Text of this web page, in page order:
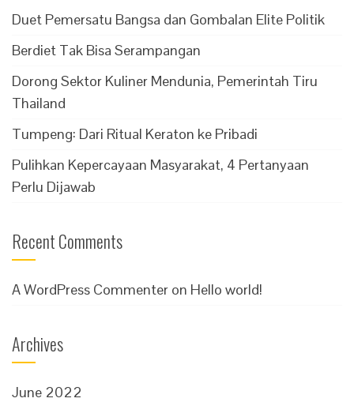
Duet Pemersatu Bangsa dan Gombalan Elite Politik
Berdiet Tak Bisa Serampangan
Dorong Sektor Kuliner Mendunia, Pemerintah Tiru
Thailand
Tumpeng: Dari Ritual Keraton ke Pribadi
Pulihkan Kepercayaan Masyarakat, 4 Pertanyaan
Perlu Dijawab
Recent Comments
A WordPress Commenter on Hello world!
Archives
June 2022